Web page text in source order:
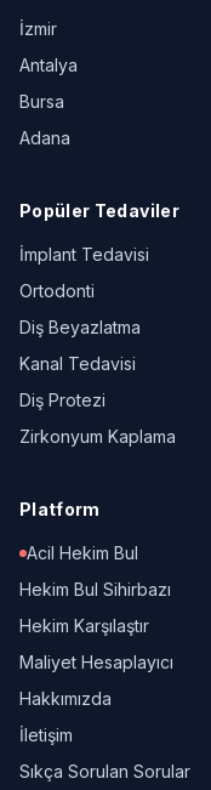
İzmir
Antalya
Bursa
Adana
Popüler Tedaviler
İmplant Tedavisi
Ortodonti
Diş Beyazlatma
Kanal Tedavisi
Diş Protezi
Zirkonyum Kaplama
Platform
Acil Hekim Bul
Hekim Bul Sihirbazı
Hekim Karşılaştır
Maliyet Hesaplayıcı
Hakkımızda
İletişim
Sıkça Sorulan Sorular